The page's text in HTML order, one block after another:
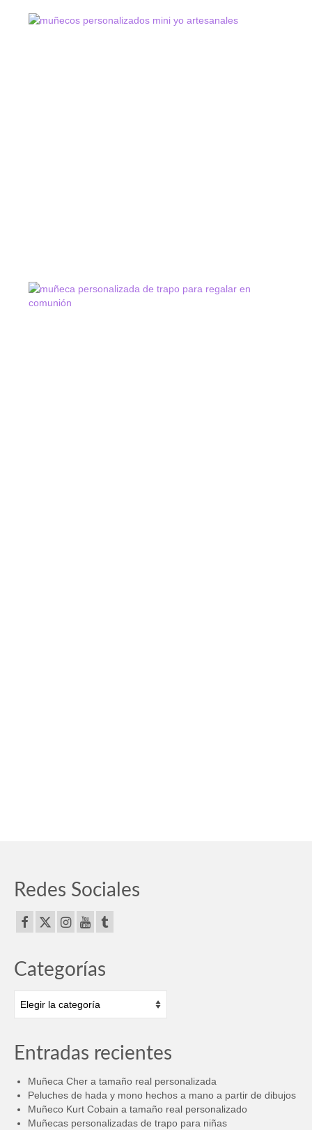
Redes Sociales
Categorías
Entradas recientes
Muñeca Cher a tamaño real personalizada
Peluches de hada y mono hechos a mano a partir de dibujos
Muñeco Kurt Cobain a tamaño real personalizado
Muñecas personalizadas de trapo para niñas